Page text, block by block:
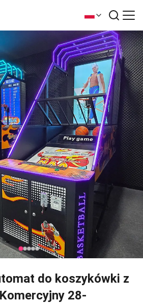
do koszykówki z
28-